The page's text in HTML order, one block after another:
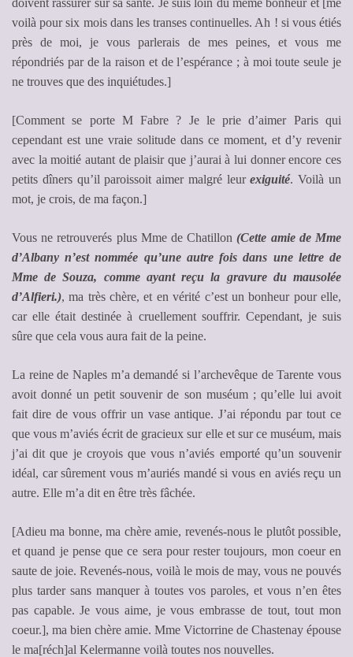
voilà pour six mois dans les transes continuelles. Ah ! si vous étiés
près de moi, je vous parlerais de mes peines, et vous me
répondriés par de la raison et de l’espérance ; à moi toute seule je
ne trouves que des inquiétudes.]
[Comment se porte M Fabre ? Je le prie d’aimer Paris qui
cependant est une vraie solitude dans ce moment, et d’y revenir
avec la moitié autant de plaisir que j’aurai à lui donner encore ces
petits dîners qu’il paroissoit aimer malgré leurexiguité. Voilà un
mot, je crois, de ma façon.]
Vous ne retrouverés plus Mme de Chatillon(Cette amie de Mme
d’Albany n’est nommée qu’une autre fois dans une lettre de
Mme de Souza, comme ayant reçu la gravure du mausolée
d’Alfieri.), ma très chère, et en vérité c’est un bonheur pour elle,
car elle était destinée à cruellement souffrir. Cependant, je suis
sûre que cela vous aura fait de la peine.
La reine de Naples m’a demandé si l’archevêque de Tarente vous
avoit donné un petit souvenir de son muséum ; qu’elle lui avoit
fait dire de vous offrir un vase antique. J’ai répondu par tout ce
que vous m’aviés écrit de gracieux sur elle et sur ce muséum, mais
j’ai dit que je croyois que vous n’aviés emporté qu’un souvenir
idéal, car sûrement vous m’auriés mandé si vous en aviés reçu un
autre. Elle m’a dit en être très fâchée.
[Adieu ma bonne, ma chère amie, revenés-nous le plutôt possible,
et quand je pense que ce sera pour rester toujours, mon coeur en
saute de joie. Revenés-nous, voilà le mois de may, vous ne pouvés
plus tarder sans manquer à toutes vos paroles, et vous n’en êtes
pas capable. Je vous aime, je vous embrasse de tout, tout mon
coeur.], ma bien chère amie. Mme Victorrine de Chastenay épouse
le ma[réch]al Kelermanne voilà toutes nos nouvelles.